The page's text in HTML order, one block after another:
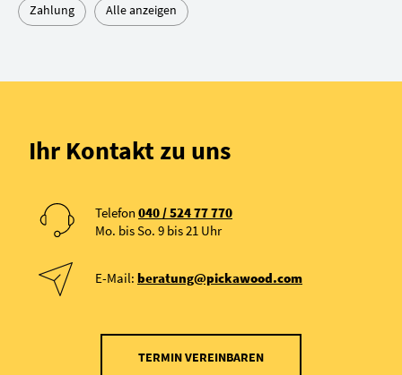
Zahlung Alle anzeigen
Ihr Kontakt zu uns
Telefon 040 / 524 77 770
Mo. bis So. 9 bis 21 Uhr
E-Mail: beratung@pickawood.com
TERMIN VEREINBAREN